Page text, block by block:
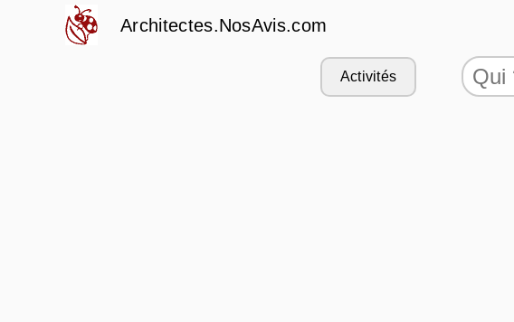
Architectes.NosAvis.com
Activités